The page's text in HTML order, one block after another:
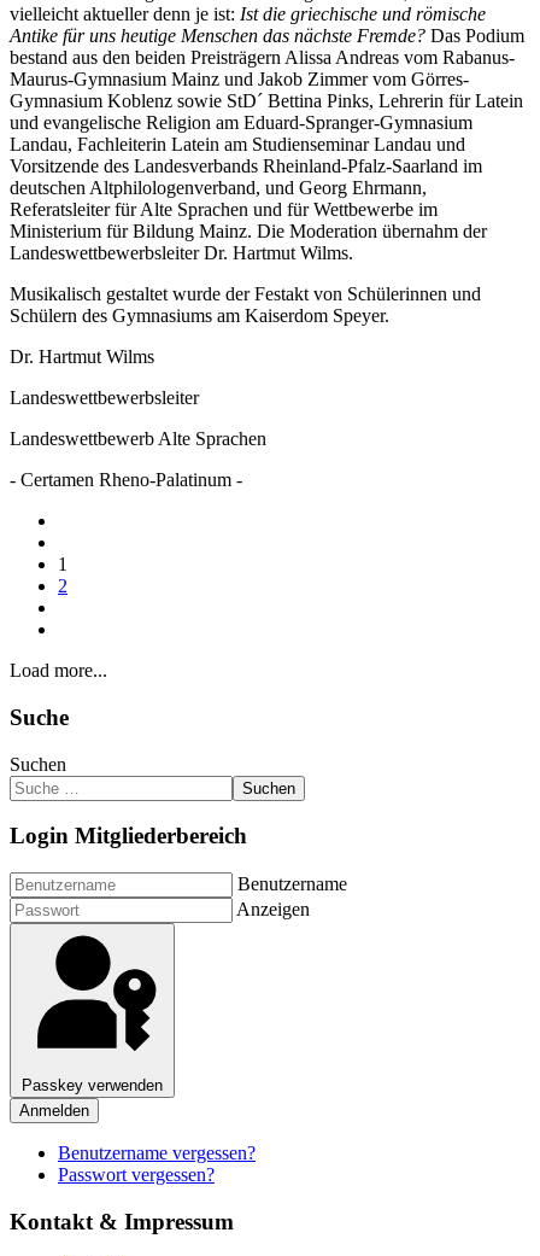
vielleicht aktueller denn je ist: Ist die griechische und römische
Antike für uns heutige Menschen das nächste Fremde? Das Podium
bestand aus den beiden Preisträgern Alissa Andreas vom Rabanus-
Maurus-Gymnasium Mainz und Jakob Zimmer vom Görres-
Gymnasium Koblenz sowie StD´ Bettina Pinks, Lehrerin für Latein
und evangelische Religion am Eduard-Spranger-Gymnasium
Landau, Fachleiterin Latein am Studienseminar Landau und
Vorsitzende des Landesverbands Rheinland-Pfalz-Saarland im
deutschen Altphilologenverband, und Georg Ehrmann,
Referatsleiter für Alte Sprachen und für Wettbewerbe im
Ministerium für Bildung Mainz. Die Moderation übernahm der
Landeswettbewerbsleiter Dr. Hartmut Wilms.
Musikalisch gestaltet wurde der Festakt von Schülerinnen und
Schülern des Gymnasiums am Kaiserdom Speyer.
Dr. Hartmut Wilms
Landeswettbewerbsleiter
Landeswettbewerb Alte Sprachen
- Certamen Rheno-Palatinum -
1
2
Load more...
Suche
Suchen
Suchen
Login Mitgliederbereich
Benutzername
Anzeigen
Passkey verwenden
Anmelden
Benutzername vergessen?
Passwort vergessen?
Kontakt & Impressum